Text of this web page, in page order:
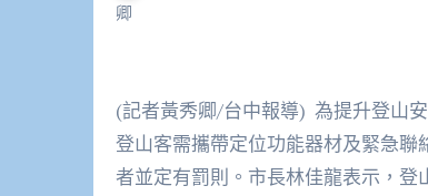
卿
(記者黃秀卿/台中報導) 為提升登山
登山客需攜帶定位功能器材及緊急
者並定有罰則。市長林佳龍表示，